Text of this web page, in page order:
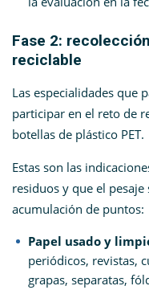
Fase 2:
reciclable
Las especialidades que
participar en el reto de
botellas de plástico PET.
Estas son las
residuos y que el
acumulación de puntos:
Papel usado y
periódicos, revistas,
grapas, separatas,